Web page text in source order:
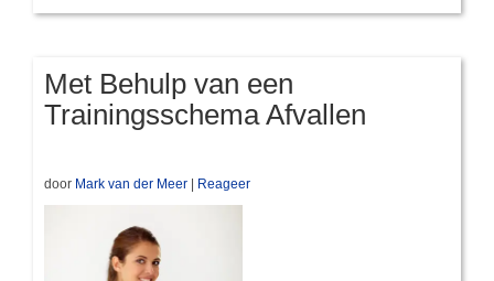
Met Behulp van een
Trainingsschema Afvallen
door Mark van der Meer | Reageer